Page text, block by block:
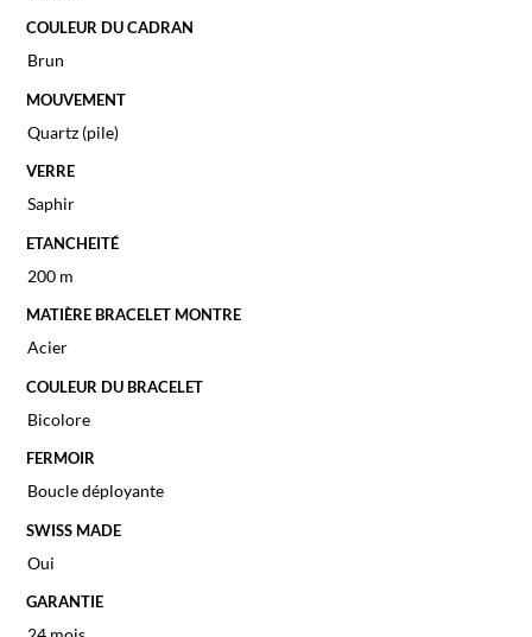
COULEUR DU CADRAN
Brun
MOUVEMENT
Quartz (pile)
VERRE
Saphir
ETANCHEITÉ
200 m
MATIÈRE BRACELET MONTRE
Acier
COULEUR DU BRACELET
Bicolore
FERMOIR
Boucle déployante
SWISS MADE
Oui
GARANTIE